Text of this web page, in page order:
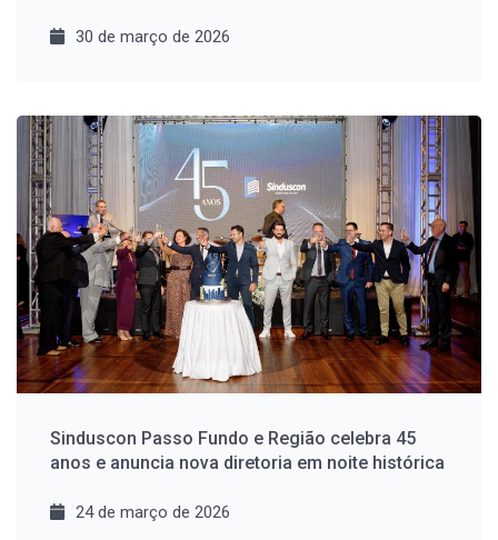
30 de março de 2026
Sinduscon Passo Fundo e Região celebra 45
anos e anuncia nova diretoria em noite histórica
24 de março de 2026